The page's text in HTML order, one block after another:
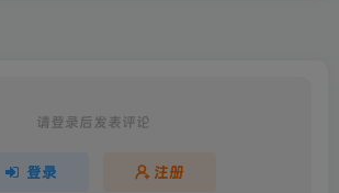
请登录后发表评论
登录 注册